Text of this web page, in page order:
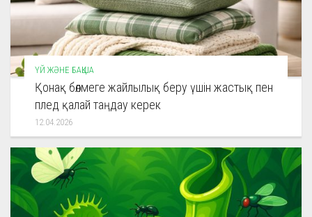
ҮЙ ЖӘНЕ БАҚША
Қонақ бөлмеге жайлылық беру үшін жастық пен
плед қалай таңдау керек
12.04.2026